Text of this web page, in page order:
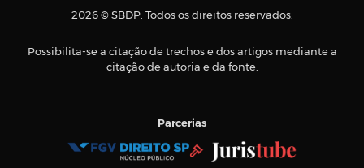
2026 © SBDP. Todos os direitos reservados.
Possibilita-se a citação de trechos e dos artigos mediante a
citação de autoria e da fonte.
Parcerias